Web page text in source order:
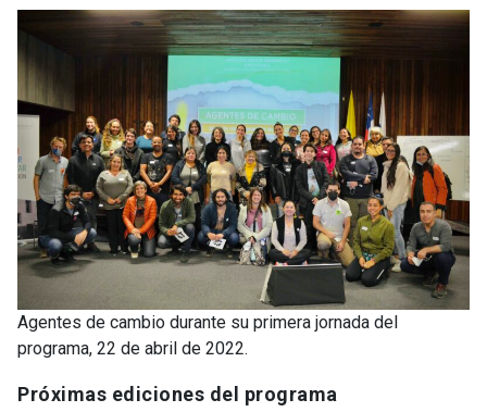
Agentes de cambio durante su primera jornada del
programa, 22 de abril de 2022.
Próximas ediciones del programa